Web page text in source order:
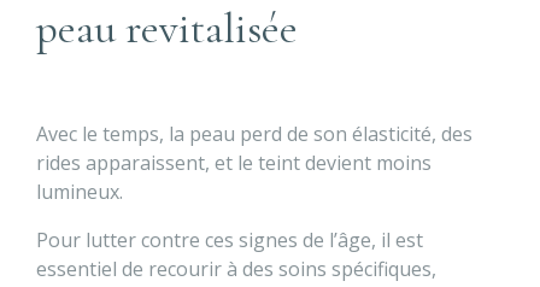
peau revitalisée
Avec le temps, la peau perd de son élasticité, des
rides apparaissent, et le teint devient moins
lumineux.
Pour lutter contre ces signes de l’âge, il est
essentiel de recourir à des soins spécifiques,